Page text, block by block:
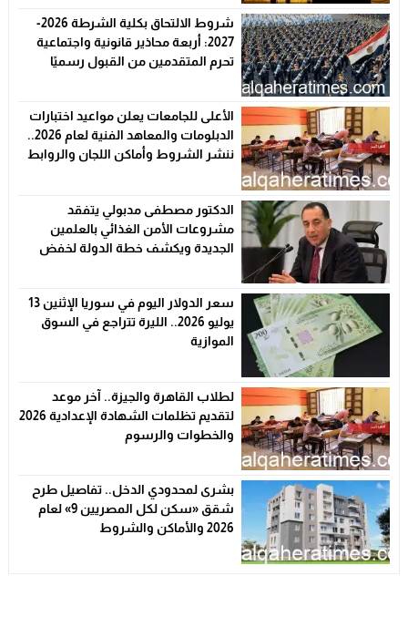
شروط الالتحاق بكلية الشرطة 2026-
2027: أربعة محاذير قانونية واجتماعية
تحرم المتقدمين من القبول رسميًا
الأعلى للجامعات يعلن مواعيد اختبارات
الدبلومات والمعاهد الفنية لعام 2026..
ننشر الشروط وأماكن اللجان والروابط
الدكتور مصطفى مدبولي يتفقد
مشروعات الأمن الغذائي بالعلمين
الجديدة ويكشف خطة الدولة لخفض
سعر الدولار اليوم في سوريا الإثنين 13
يوليو 2026.. الليرة تتراجع في السوق
الموازية
لطلاب القاهرة والجيزة.. آخر موعد
لتقديم تظلمات الشهادة الإعدادية 2026
والخطوات والرسوم
بشرى لمحدودي الدخل.. تفاصيل طرح
شقق «سكن لكل المصريين 9» لعام
2026 والأماكن والشروط